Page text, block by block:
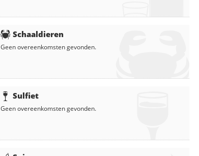
Schaaldieren
Geen overeenkomsten gevonden.
Sulfiet
Geen overeenkomsten gevonden.